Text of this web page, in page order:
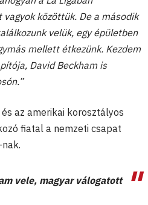
közöttük. De a második
velük, egy épületben
mellett étkezünk. Kezdem
David Beckham is
az amerikai korosztályos
fiatal a nemzeti csapat
vele, magyar válogatott